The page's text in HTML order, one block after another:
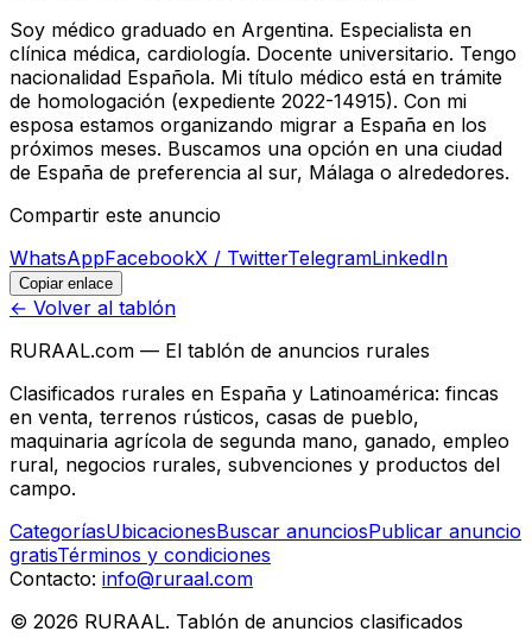
Soy médico graduado en Argentina. Especialista en
clínica médica, cardiología. Docente universitario. Tengo
nacionalidad Española. Mi título médico está en trámite
de homologación (expediente 2022-14915). Con mi
esposa estamos organizando migrar a España en los
próximos meses. Buscamos una opción en una ciudad
de España de preferencia al sur, Málaga o alrededores.
Compartir este anuncio
WhatsAppFacebookX / TwitterTelegramLinkedIn
Copiar enlace
← Volver al tablón
RURAAL.com — El tablón de anuncios rurales
Clasificados rurales en España y Latinoamérica: fincas
en venta, terrenos rústicos, casas de pueblo,
maquinaria agrícola de segunda mano, ganado, empleo
rural, negocios rurales, subvenciones y productos del
campo.
CategoríasUbicacionesBuscar anunciosPublicar anuncio
gratisTérminos y condiciones
Contacto: info@ruraal.com
© 2026 RURAAL. Tablón de anuncios clasificados